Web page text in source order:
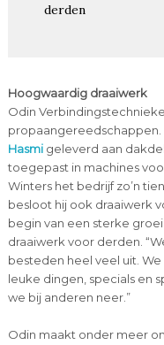
derden
Hoogwaardig draaiwerk
Odin
Hasmigeleverd aan
toegepast in machines
Winters het bedrijf zo’n
besloot hij ook draaiwerk
begin van een sterke
draaiwerk voor derden.
besteden heel veel uit.
leuke dingen, specials en
we bij anderen neer.”
Odin maakt onder meer